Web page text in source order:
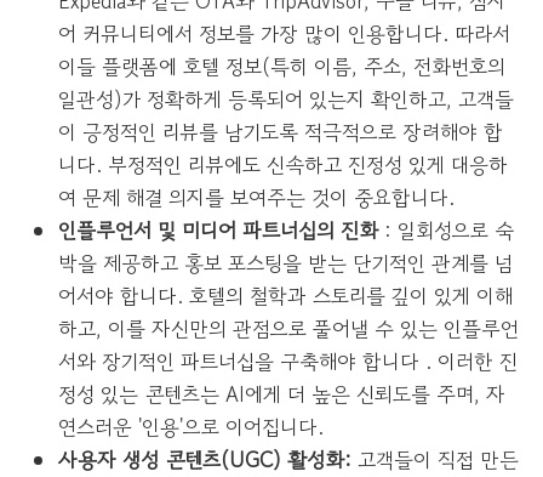
어 커뮤니티에서 정보를 가장 많이 인용합니다. 따라서
이들 플랫폼에 호텔 정보(특히 이름, 주소, 전화번호의
일관성)가 정확하게 등록되어 있는지 확인하고, 고객들
이 긍정적인 리뷰를 남기도록 적극적으로 장려해야 합
니다. 부정적인 리뷰에도 신속하고 진정성 있게 대응하
여 문제 해결 의지를 보여주는 것이 중요합니다.
인플루언서 및 미디어 파트너십의 진화: 일회성으로 숙
박을 제공하고 홍보 포스팅을 받는 단기적인 관계를 넘
어서야 합니다. 호텔의 철학과 스토리를 깊이 있게 이해
하고, 이를 자신만의 관점으로 풀어낼 수 있는 인플루언
서와 장기적인 파트너십을 구축해야 합니다 . 이러한 진
정성 있는 콘텐츠는 AI에게 더 높은 신뢰도를 주며, 자
연스러운 '인용'으로 이어집니다.
사용자 생성 콘텐츠(UGC) 활성화: 고객들이 직접 만든